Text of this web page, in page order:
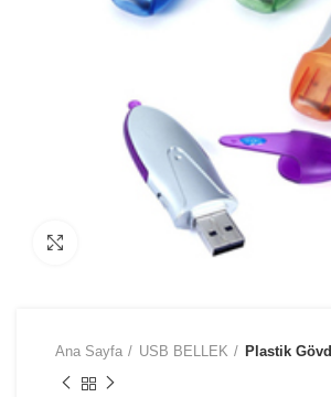
Büyütmek için tıklayın
Ana Sayfa USB BELLEK Plastik